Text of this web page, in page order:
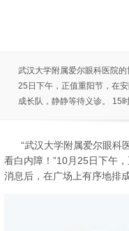
武汉大学附属爱尔眼科医院
25日下午，正值重阳节，在
成长队，静静等待义诊。 15
“武汉大学附属爱尔眼科
看白内障！”10月25日下午
消息后，在广场上有序地排